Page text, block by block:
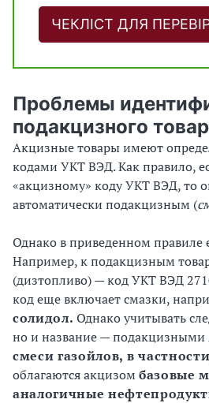
ЧЕКЛІСТ ДЛЯ
Проблемы
подакцизного
Акцизные товары имеют
кодами УКТ ВЭД. Как правило,
«акцизному» коду УКТ ВЭД, то
автоматически подакцизным (
Однако в приведенном правиле
Например, к подакцизным
(дизтопливо) — код УКТ ВЭД
код еще включает смазки,
солидол. Однако учитывать
но и название — подакцизными
смеси газойлов, в
облагаются акцизом базовые
аналогичные